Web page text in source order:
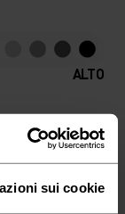
sui cookie
ALTO